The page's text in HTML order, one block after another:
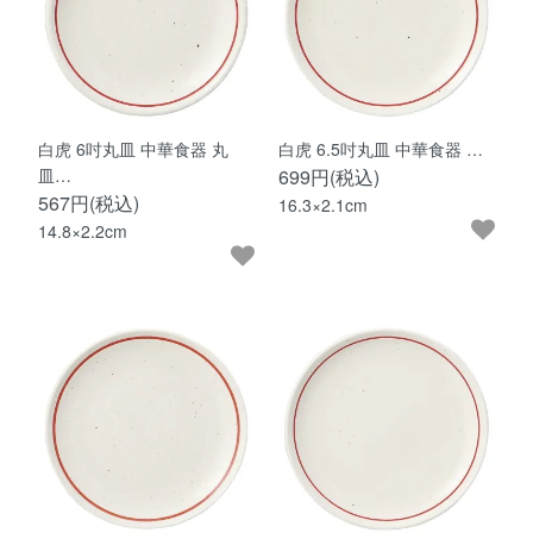
白虎 6吋丸皿 中華食器 丸
皿…
567円(税込)
14.8×2.2cm
白虎 6.5吋丸皿 中華食器 …
699円(税込)
16.3×2.1cm